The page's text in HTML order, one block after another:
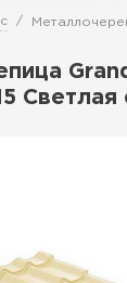
Светлая
Акции О